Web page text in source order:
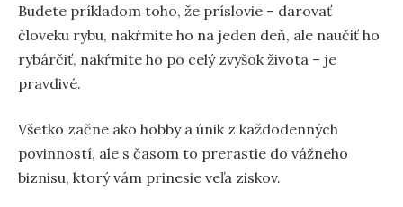
Budete príkladom toho, že príslovie – darovať
človeku rybu, nakŕmite ho na jeden deň, ale naučiť ho
rybárčiť, nakŕmite ho po celý zvyšok života – je
pravdivé.
Všetko začne ako hobby a únik z každodenných
povinností, ale s časom to prerastie do vážneho
biznisu, ktorý vám prinesie veľa ziskov.